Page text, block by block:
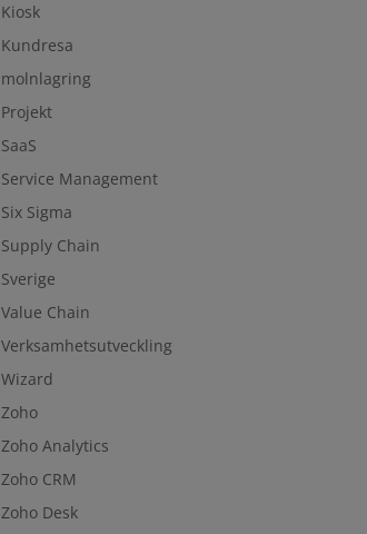
Kiosk
Kundresa
molnlagring
Projekt
SaaS
Service Management
Six Sigma
Supply Chain
Sverige
Value Chain
Verksamhetsutveckling
Wizard
Zoho
Zoho Analytics
Zoho CRM
Zoho Desk